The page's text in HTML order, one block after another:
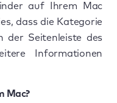
auf Ihrem Mac
dass die Kategorie
der Seitenleiste des
Informationen
Mac?